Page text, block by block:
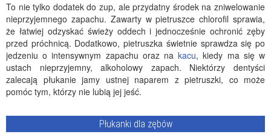
To nie tylko dodatek do zup, ale przydatny środek na zniwelowanie
nieprzyjemnego zapachu. Zawarty w pietruszce chlorofil sprawia,
że łatwiej odzyskać świeży oddech i jednocześnie ochronić zęby
przed próchnicą. Dodatkowo, pietruszka świetnie sprawdza się po
jedzeniu o intensywnym zapachu oraz nakacu, kiedy ma się w
ustach nieprzyjemny, alkoholowy zapach. Niektórzy dentyści
zalecają płukanie jamy ustnej naparem z pietruszki, co może
pomóc tym, którzy nie lubią jej jeść.
Płukanki dla zębów